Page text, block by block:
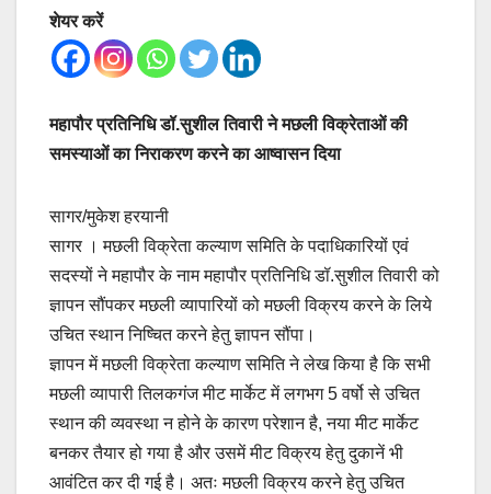
शेयर करें
महापौर प्रतिनिधि डॉ.सुशील तिवारी ने मछली विक्रेताओं की
समस्याओं का निराकरण करने का आष्वासन दिया
सागर/मुकेश हरयानी
सागर । मछली विक्रेता कल्याण समिति के पदाधिकारियों एवं
सदस्यों ने महापौर के नाम महापौर प्रतिनिधि डॉ.सुशील तिवारी को
ज्ञापन सौंपकर मछली व्यापारियों को मछली विक्रय करने के लिये
उचित स्थान निष्चित करने हेतु ज्ञापन सौंपा।
ज्ञापन में मछली विक्रेता कल्याण समिति ने लेख किया है कि सभी
मछली व्यापारी तिलकगंज मीट मार्केट में लगभग 5 वर्षो से उचित
स्थान की व्यवस्था न होने के कारण परेशान है, नया मीट मार्केट
बनकर तैयार हो गया है और उसमें मीट विक्रय हेतु दुकानें भी
आवंटित कर दी गई है। अतः मछली विक्रय करने हेतु उचित